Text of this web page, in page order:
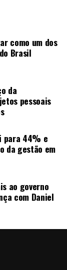
como um dos
Brasil
da
pessoais
para 44% e
da gestão em
ao governo
com Daniel